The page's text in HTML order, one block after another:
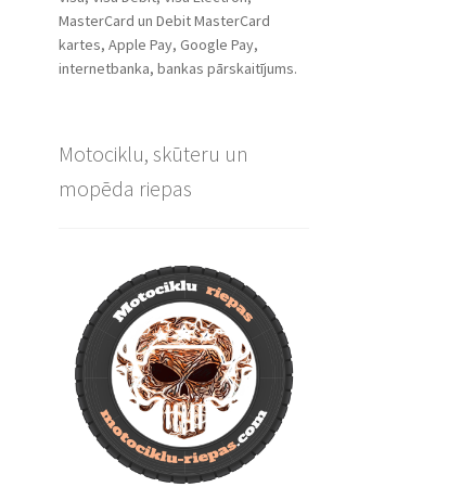
MasterCard un Debit MasterCard
kartes, Apple Pay, Google Pay,
internetbanka, bankas pārskaitījums.
Motociklu, skūteru un
mopēda riepas